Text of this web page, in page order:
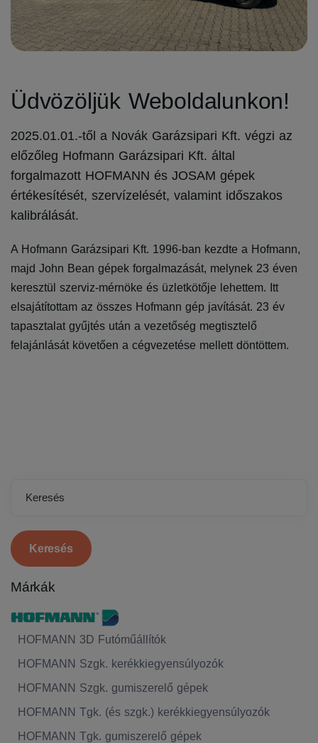
Üdvözöljük Weboldalunkon!
2025.01.01.-től a Novák Garázsipari Kft. végzi az
előzőleg Hofmann Garázsipari Kft. által
forgalmazott HOFMANN és JOSAM gépek
értékesítését, szervízelését, valamint időszakos
kalibrálását.
A Hofmann Garázsipari Kft. 1996-ban kezdte a Hofmann,
majd John Bean gépek forgalmazását, melynek 23 éven
keresztül szerviz-mérnöke és üzletkötője lehettem. Itt
elsajátítottam az összes Hofmann gép javítását. 23 év
tapasztalat gyűjtés után a vezetőség megtisztelő
felajánlását követően a cégvezetése mellett döntöttem.
Keresés
Márkák
HOFMANN 3D Futóműállítók
HOFMANN Szgk. kerékkiegyensúlyozók
HOFMANN Szgk. gumiszerelő gépek
HOFMANN Tgk. (és szgk.) kerékkiegyensúlyozók
HOFMANN Tgk. gumiszerelő gépek